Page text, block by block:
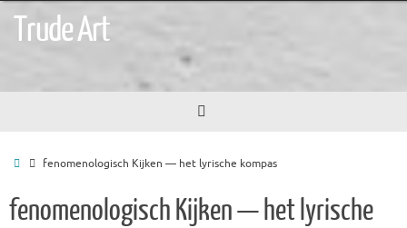
Trude Art
Homefenomenologisch Kijken — het lyrische kompas
fenomenologisch Kijken — het lyrische